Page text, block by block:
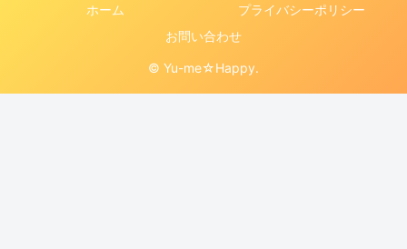
ホーム
プライバシーポリシー
お問い合わせ
© Yu-me☆Happy.